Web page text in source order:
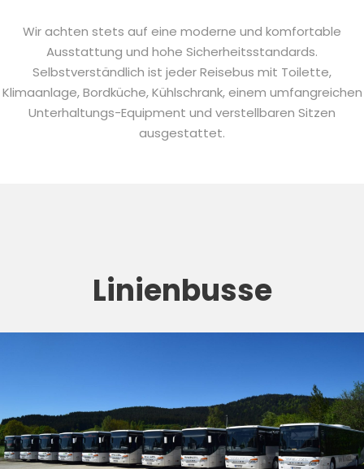
Wir achten stets auf eine moderne und komfortable
Ausstattung und hohe Sicherheitsstandards.
Selbstverständlich ist jeder Reisebus mit Toilette,
Klimaanlage, Bordküche, Kühlschrank, einem umfangreichen
Unterhaltungs-Equipment und verstellbaren Sitzen
ausgestattet.
Linienbusse